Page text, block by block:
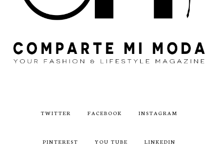
TWITTER FACEBOOK INSTAGRAM
PINTEREST YOU TUBE LINKEDIN